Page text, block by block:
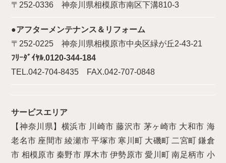
〒252-0336 神奈川県相模原市南区下溝810-3
●アフターメンテナンス＆リフォーム
〒252-0225 神奈川県相模原市中央区緑が丘2-43-21
ﾌﾘｰﾀﾞｲﾔﾙ.0120-344-184
TEL.042-704-8435 FAX.042-707-0848
サービスエリア
【神奈川県】横浜市 川崎市 藤沢市 茅ヶ崎市 大和市 海
老名市 座間市 綾瀬市 平塚市 寒川町 大磯町 二宮町 鎌倉
市 相模原市 秦野市 厚木市 伊勢原市 愛川町 南足柄市 小